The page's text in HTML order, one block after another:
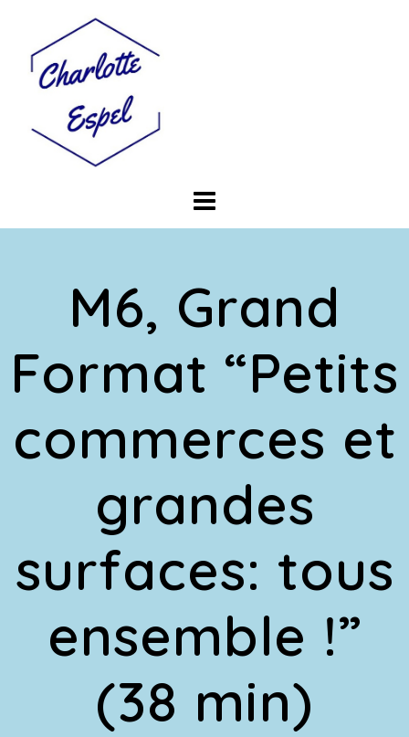
content
M6, Grand
Format “Petits
commerces et
grandes
surfaces: tous
ensemble !”
(38 min)